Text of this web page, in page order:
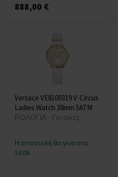
888,00 €
Versace VE8100319 V-Circus
Ladies Watch 38mm 5ATM
ΡΟΛΟΓΙΑ - Γυναίκες
Η αποστολή θα γίνει στις
14.08.